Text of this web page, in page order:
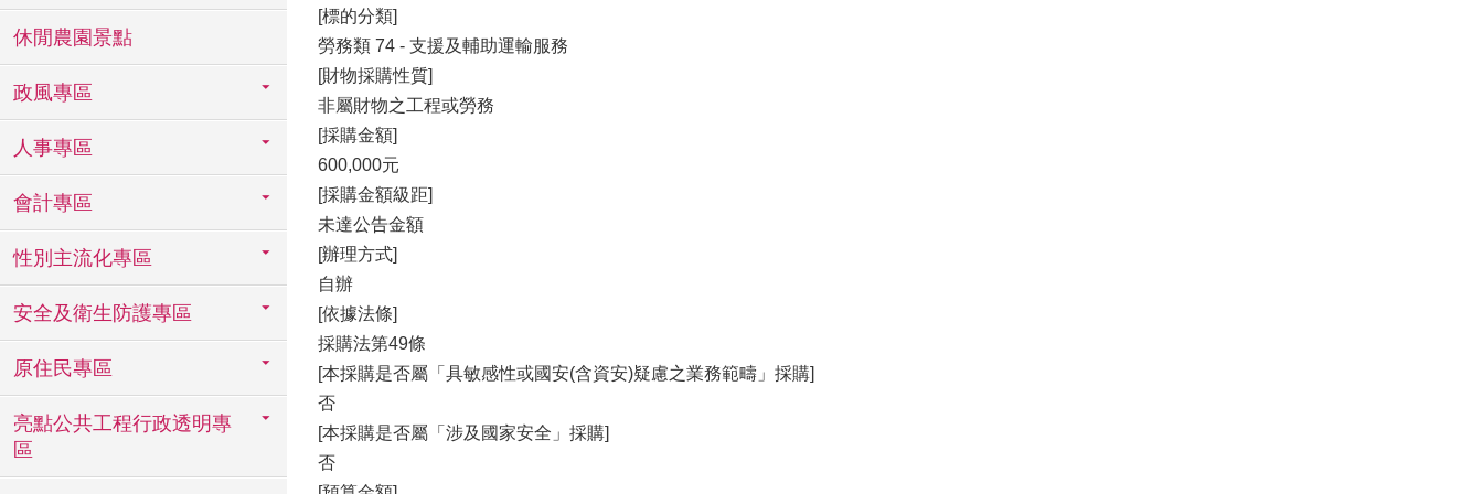
休閒農園景點
政風專區
人事專區
會計專區
性別主流化專區
安全及衛生防護專區
原住民專區
亮點公共工程行政透明專
區
[標的分類]
勞務類 74 - 支援及輔助運輸服務
[財物採購性質]
非屬財物之工程或勞務
[採購金額]
600,000元
[採購金額級距]
未達公告金額
[辦理方式]
自辦
[依據法條]
採購法第49條
[本採購是否屬「具敏感性或國安(含資安)疑慮之業務範疇」採購]
否
[本採購是否屬「涉及國家安全」採購]
否